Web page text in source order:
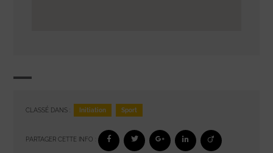
CLASSÉ DANS : Initiation Sport
PARTAGER CETTE INFO :